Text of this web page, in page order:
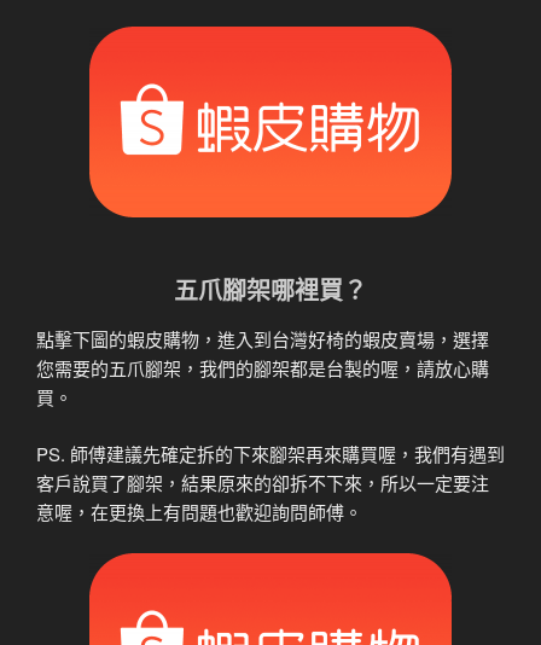
五爪腳架哪裡買？
點擊下圖的蝦皮購物，進入到台灣好椅的蝦皮賣場，選擇
您需要的五爪腳架，我們的腳架都是台製的喔，請放心購
買。
PS. 師傅建議先確定拆的下來腳架再來購買喔，我們有遇到
客戶說買了腳架，結果原來的卻拆不下來，所以一定要注
意喔，在更換上有問題也歡迎詢問師傅。